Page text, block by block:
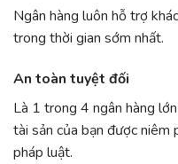
Ngân hàng luôn hỗ trợ
trong thời gian sớm nhất.
An toàn tuyệt đối
Là 1 trong 4 ngân hàng
tài sản của bạn được niêm
pháp luật.